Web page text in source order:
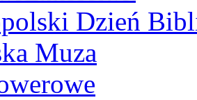
Dzień
Muza